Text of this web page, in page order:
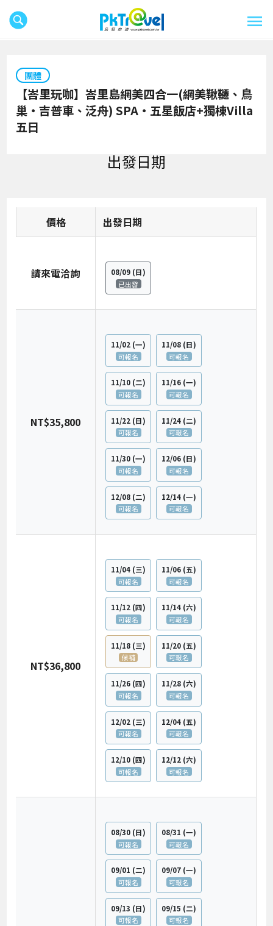
團體
【峇里玩咖】峇里島網美四合一(網美鞦韆、鳥
巢‧吉普車、泛舟) SPA‧五星飯店+獨棟Villa
五日
出發日期
價格 日期
請來電洽詢 08/09 (日)
已出發
NT$35,800
11/02 (一)
可報名
11/08 (日)
可報名
11/10 (二)
可報名
11/16 (一)
可報名
11/22 (日)
可報名
11/24 (二)
可報名
11/30 (一)
可報名
12/06 (日)
可報名
12/08 (二)
可報名
12/14 (一)
可報名
NT$36,800
11/04 (三)
可報名
11/06 (五)
可報名
11/12 (四)
可報名
11/14 (六)
可報名
11/18 (三)
候補
11/20 (五)
可報名
11/26 (四)
可報名
11/28 (六)
可報名
12/02 (三)
可報名
12/04 (五)
可報名
12/10 (四)
可報名
12/12 (六)
可報名
08/30 (日)
可報名
08/31 (一)
可報名
09/01 (二)
可報名
09/07 (一)
可報名
09/13 (日)
可報名
09/15 (二)
可報名